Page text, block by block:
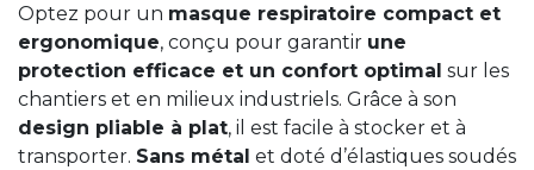
Optez pour un masque respiratoire compact et
ergonomique, conçu pour garantir une
protection efficace et un confort optimal sur les
chantiers et en milieux industriels. Grâce à son
design pliable à plat, il est facile à stocker et à
transporter. Sans métal et doté d’élastiques soudés